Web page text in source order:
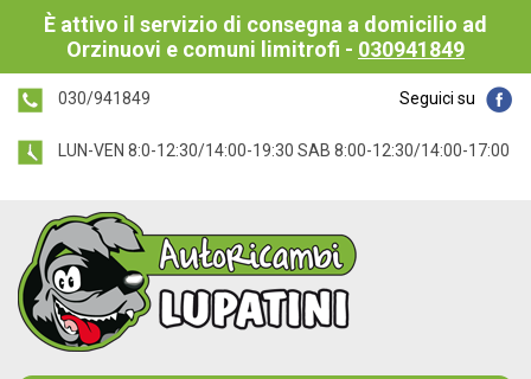
È attivo il servizio di consegna a domicilio ad
Orzinuovi e comuni limitrofi - 030941849
Seguici su
030/941849
LUN-VEN 8:0-12:30/14:00-19:30 SAB 8:00-12:30/14:00-17:00